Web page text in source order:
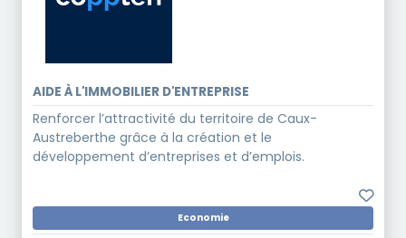
AIDE À L'IMMOBILIER D'ENTREPRISE
Renforcer l’attractivité du territoire de Caux-
Austreberthe grâce à la création et le
développement d’entreprises et d’emplois.
Economie